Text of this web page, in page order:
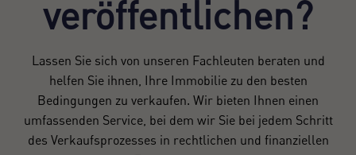
veröffentlichen?
Lassen Sie sich von unseren Fachleuten beraten und
helfen Sie ihnen, Ihre Immobilie zu den besten
Bedingungen zu verkaufen. Wir bieten Ihnen einen
umfassenden Service, bei dem wir Sie bei jedem Schritt
des Verkaufsprozesses in rechtlichen und finanziellen